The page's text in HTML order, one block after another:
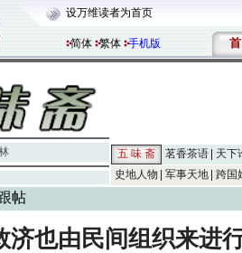
设万维读者为首页
简体 繁体 手机版 首
五 味 斋 茗香茶语
天下
史地人物
军事天地 跨国
帖
济也由民间组织来进